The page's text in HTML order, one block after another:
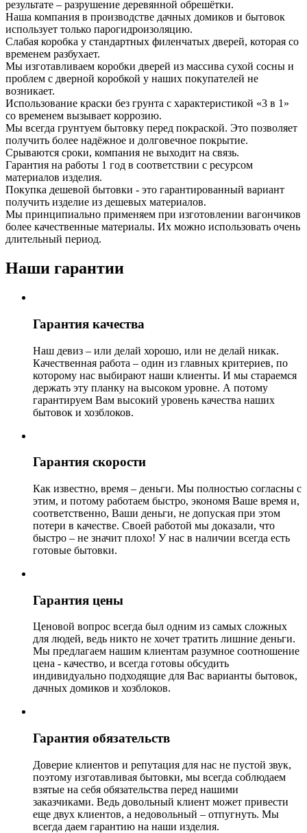
результате – разрушение деревянной обрешётки.
Наша компания в производстве дачных домиков и бытовок
использует только парогидроизоляцию.
Слабая коробка у стандартных филенчатых дверей, которая со
временем разбухает.
Мы изготавливаем коробки дверей из массива сухой сосны и
проблем с дверной коробкой у наших покупателей не
возникает.
Использование краски без грунта с характеристикой «3 в 1»
со временем вызывает коррозию.
Мы всегда грунтуем бытовку перед покраской. Это позволяет
получить более надёжное и долговечное покрытие.
Срываются сроки, компания не выходит на связь.
Гарантия на работы 1 год в соответствии с ресурсом
материалов изделия.
Покупка дешевой бытовки - это гарантированный вариант
получить изделие из дешевых материалов.
Мы принципиально применяем при изготовлении вагончиков
более качественные материалы. Их можно использовать очень
длительный период.
Наши гарантии
Гарантия качества
Наш девиз – или делай хорошо, или не делай никак.
Качественная работа – один из главных критериев, по
которому нас выбирают наши клиенты. И мы стараемся
держать эту планку на высоком уровне. А потому
гарантируем Вам высокий уровень качества наших
бытовок и хозблоков.
Гарантия скорости
Как известно, время – деньги. Мы полностью согласны с
этим, и потому работаем быстро, экономя Ваше время и,
соответственно, Ваши деньги, не допуская при этом
потери в качестве. Своей работой мы доказали, что
быстро – не значит плохо! У нас в наличии всегда есть
готовые бытовки.
Гарантия цены
Ценовой вопрос всегда был одним из самых сложных
для людей, ведь никто не хочет тратить лишние деньги.
Мы предлагаем нашим клиентам разумное соотношение
цена - качество, и всегда готовы обсудить
индивидуально подходящие для Вас варианты бытовок,
дачных домиков и хозблоков.
Гарантия обязательств
Доверие клиентов и репутация для нас не пустой звук,
поэтому изготавливая бытовки, мы всегда соблюдаем
взятые на себя обязательства перед нашими
заказчиками. Ведь довольный клиент может привести
еще двух клиентов, а недовольный – отпугнуть. Мы
всегда даем гарантию на наши изделия.